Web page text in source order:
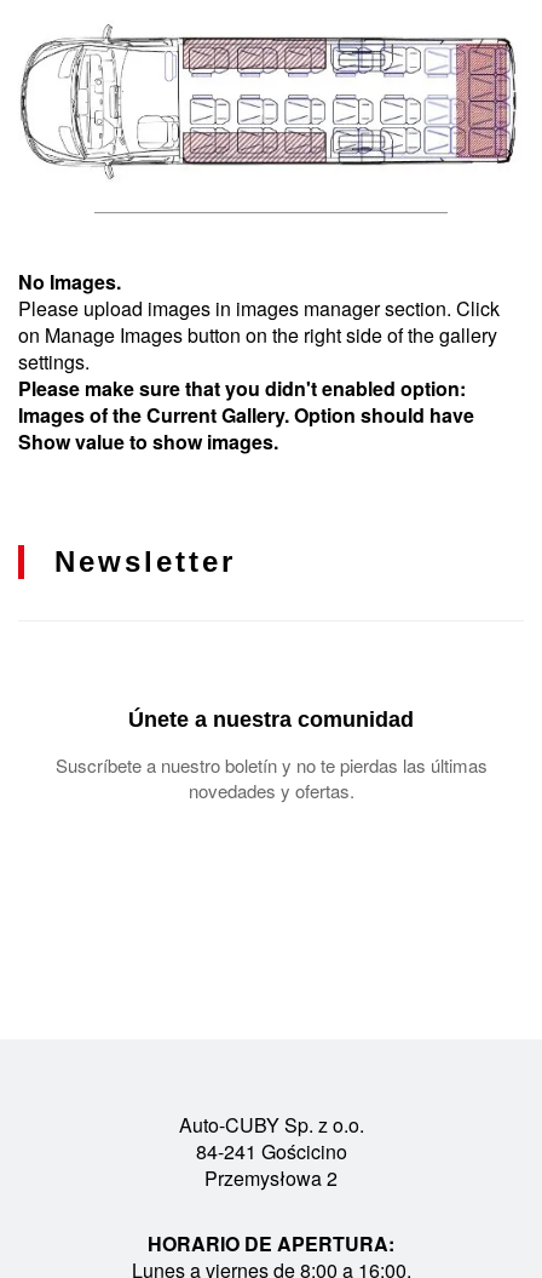
No Images.
Please upload images in images manager section. Click
on Manage Images button on the right side of the gallery
settings.
Please make sure that you didn't enabled option:
Images of the Current Gallery. Option should have
Show value to show images.
Newsletter
Únete a nuestra comunidad
Suscríbete a nuestro boletín y no te pierdas las últimas
novedades y ofertas.
Auto-CUBY Sp. z o.o.
84-241 Gościcino
Przemysłowa 2
HORARIO DE APERTURA:
Lunes a viernes de 8:00 a 16:00.